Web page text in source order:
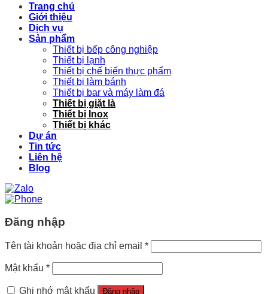
Trang chủ
Giới thiệu
Dịch vụ
Sản phẩm
Thiết bị bếp công nghiệp
Thiết bị lạnh
Thiết bị chế biến thực phẩm
Thiết bị làm bánh
Thiết bị bar và máy làm đá
Thiết bị giặt là
Thiết bị Inox
Thiết bị khác
Dự án
Tin tức
Liên hệ
Blog
Đăng nhập
Tên tài khoản hoặc địa chỉ email *
Mật khẩu *
Ghi nhớ mật khẩu Đăng nhập